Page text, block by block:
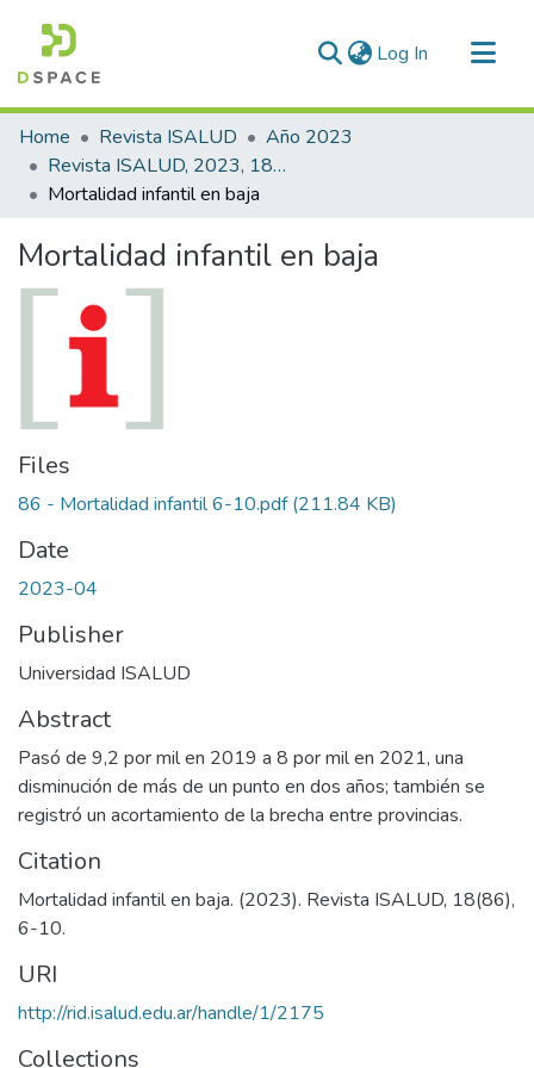
Log In (current)
Communities & Collections
All of DSpace
Statistics
Home Revista ISALUD
Año 2023
Revista ISALUD, 2023, 18(86)
Mortalidad infantil en baja
Mortalidad infantil en baja
Files
86 - Mortalidad infantil 6-10.pdf(211.84 KB)
Date
2023-04
Publisher
Universidad ISALUD
Abstract
Pasó de 9,2 por mil en 2019 a 8 por mil en 2021, una
disminución de más de un punto en dos años; también se
registró un acortamiento de la brecha entre provincias.
Citation
Mortalidad infantil en baja. (2023). Revista ISALUD, 18(86),
6-10.
URI
http://rid.isalud.edu.ar/handle/1/2175
Collections